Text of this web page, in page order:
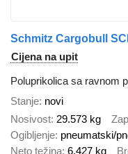
Schmitz Cargobull
Cijena na upit
Poluprikolica sa ravnom
Stanje novi
Nosivost 29.573 kg
Ogibljenje pneumatski/
Neto težina 6.427 kg